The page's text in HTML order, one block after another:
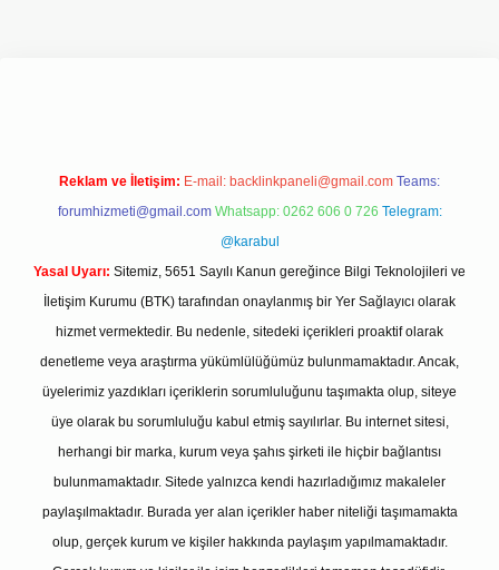
Reklam ve İletişim: E-mail: backlinkpaneli@gmail.com Teams:
forumhizmeti@gmail.com Whatsapp: 0262 606 0 726 Telegram:
@karabul
Yasal Uyarı: Sitemiz, 5651 Sayılı Kanun gereğince Bilgi Teknolojileri ve
İletişim Kurumu (BTK) tarafından onaylanmış bir Yer Sağlayıcı olarak
hizmet vermektedir. Bu nedenle, sitedeki içerikleri proaktif olarak
denetleme veya araştırma yükümlülüğümüz bulunmamaktadır. Ancak,
üyelerimiz yazdıkları içeriklerin sorumluluğunu taşımakta olup, siteye
üye olarak bu sorumluluğu kabul etmiş sayılırlar. Bu internet sitesi,
herhangi bir marka, kurum veya şahıs şirketi ile hiçbir bağlantısı
bulunmamaktadır. Sitede yalnızca kendi hazırladığımız makaleler
paylaşılmaktadır. Burada yer alan içerikler haber niteliği taşımamakta
olup, gerçek kurum ve kişiler hakkında paylaşım yapılmamaktadır.